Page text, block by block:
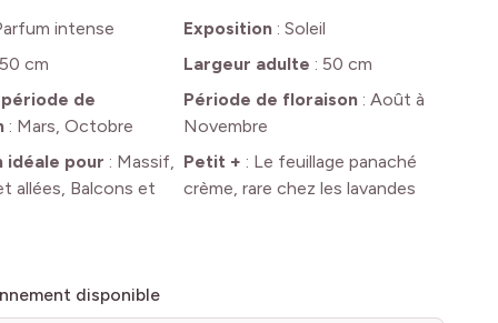
intense Exposition: Soleil
50 cm Largeur adulte : 50 cm
de
: Mars, Octobre
Période de floraison: Août à
Novembre
idéale pour : Massif,
allées, Balcons et
Petit + : Le feuillage panaché
crème, rare chez les lavandes
disponible